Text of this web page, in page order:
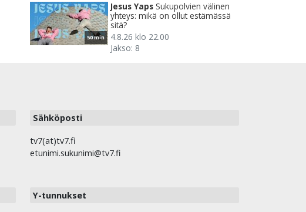
50 min
Jesus Yaps Sukupolvien välinen
yhteys: mikä on ollut estämässä
sitä?
4.8.26 klo 22.00
Jakso: 8
Sähköposti
tv7(at)tv7.fi
etunimi.sukunimi@tv7.fi
Y-tunnukset